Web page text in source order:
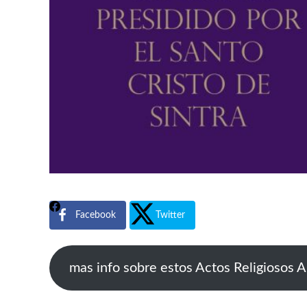
Facebook Twitter
mas info sobre estos Actos Religiosos